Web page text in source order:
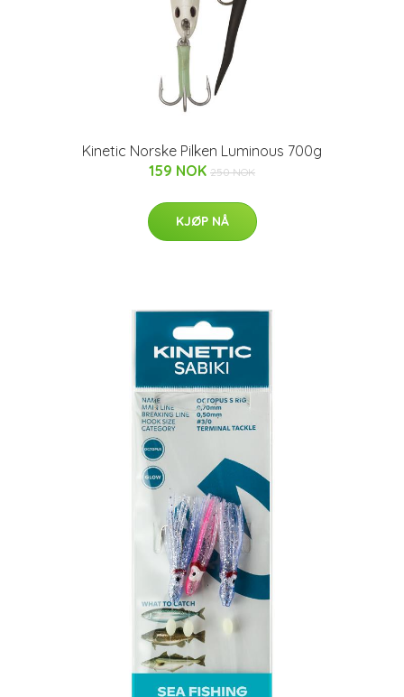
Kinetic Norske Pilken Luminous 700g
159 NOK 250 NOK
KJØP NÅ